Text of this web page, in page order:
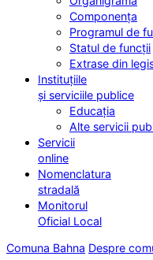
Componența
Programul de
Statul de funcții
Extrase din
Instituțiile
și serviciile publice
Educația
Alte servicii
Servicii
online
Nomenclatura
stradală
Monitorul
Oficial Local
Comuna Bahna Despre